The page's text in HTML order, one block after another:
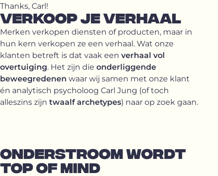
Thanks, Carl!
VERKOOP JE VERHAAL
Merken verkopen diensten of producten, maar in
hun kern verkopen ze een verhaal. Wat onze
klanten betreft is dat vaak een verhaal vol
overtuiging. Het zijn die onderliggende
beweegredenen waar wij samen met onze klant
én analytisch psycholoog Carl Jung (of toch
alleszins zijn twaalf archetypes) naar op zoek gaan.
ONDERSTROOM WORDT
TOP OF MIND